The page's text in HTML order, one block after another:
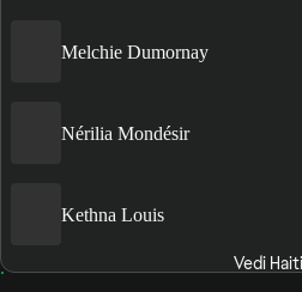
Melchie Dumornay
Nérilia Mondésir
Kethna Louis
Vedi Haiti